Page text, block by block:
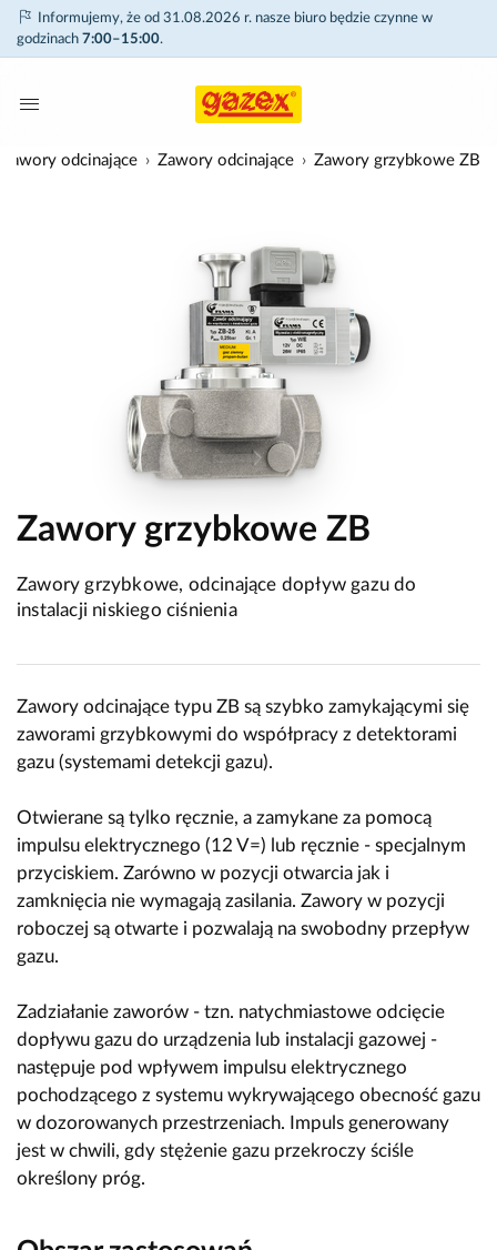
Informujemy, że od 31.08.2026 r. nasze biuro będzie czynne w
godzinach 7:00–15:00.
Zawory odcinające Zawory odcinające Zawory grzybkowe ZB
Zawory grzybkowe ZB
Zawory grzybkowe, odcinające dopływ gazu do
instalacji niskiego ciśnienia
Zawory odcinające typu ZB są szybko zamykającymi się
zaworami grzybkowymi do współpracy z detektorami
gazu (systemami detekcji gazu).
Otwierane są tylko ręcznie, a zamykane za pomocą
impulsu elektrycznego (12 V=) lub ręcznie - specjalnym
przyciskiem. Zarówno w pozycji otwarcia jak i
zamknięcia nie wymagają zasilania. Zawory w pozycji
roboczej są otwarte i pozwalają na swobodny przepływ
gazu.
Zadziałanie zaworów - tzn. natychmiastowe odcięcie
dopływu gazu do urządzenia lub instalacji gazowej -
następuje pod wpływem impulsu elektrycznego
pochodzącego z systemu wykrywającego obecność gazu
w dozorowanych przestrzeniach. Impuls generowany
jest w chwili, gdy stężenie gazu przekroczy ściśle
określony próg.